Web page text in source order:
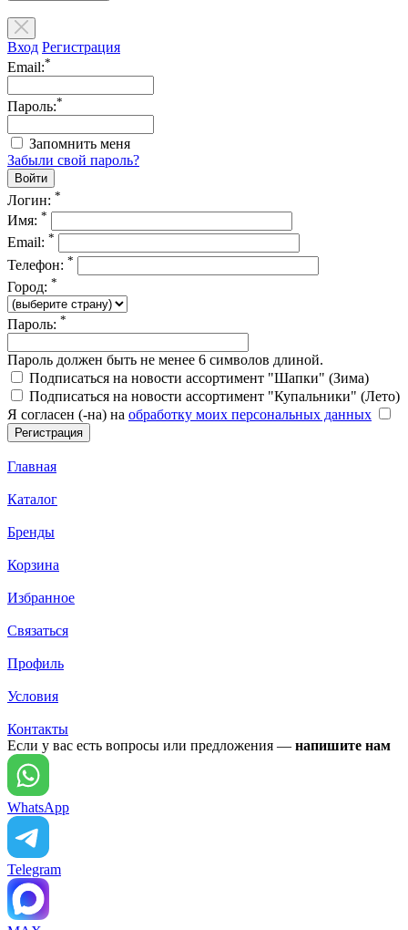
Вход Регистрация
Email:*
Пароль:*
Запомнить меня
Забыли свой пароль?
Логин: *
Имя: *
Email: *
Телефон: *
Город: *
Пароль: *
Пароль должен быть не менее 6 символов длиной.
Подписаться на новости ассортимент "Шапки" (Зима)
Подписаться на новости ассортимент "Купальники" (Лето)
Я согласен (-на) на обработку моих персональных данных
Главная
Каталог
Бренды
Корзина
Избранное
Связаться
Профиль
Условия
Контакты
Если у вас есть вопросы или предложения — напишите нам
WhatsApp
Telegram